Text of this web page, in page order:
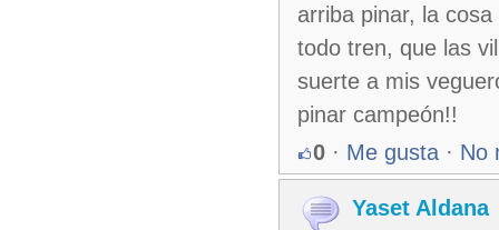
arriba pinar, la
todo tren, que las
suerte a mis
pinar campeón!!
0 · Me gusta · No
Yaset Aldana